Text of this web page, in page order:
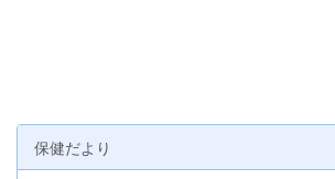
保健だより